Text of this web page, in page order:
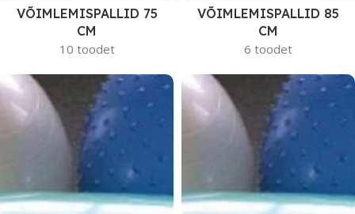
VÕIMLEMISPALLID 75
CM
10 toodet
VÕIMLEMISPALLID 85
CM
6 toodet